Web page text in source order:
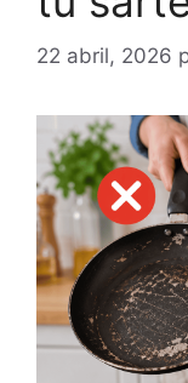
22 abril, 2026